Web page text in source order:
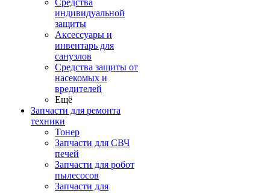
Средства
индивидуальной
защиты
Аксессуары и
инвентарь для
санузлов
Средства защиты от
насекомых и
вредителей
Ещё
Запчасти для ремонта
техники
Тонер
Запчасти для СВЧ
печей
Запчасти для робот
пылесосов
Запчасти для